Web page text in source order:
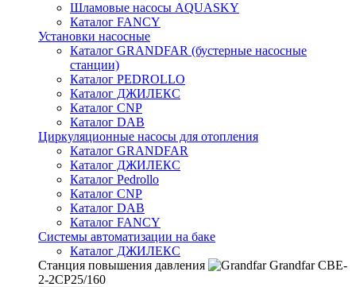
Шламовые насосы AQUASKY
Каталог FANCY
Установки насосные
Каталог GRANDFAR (бустерные насосные
станции)
Каталог PEDROLLO
Каталог ДЖИЛЕКС
Каталог CNP
Каталог DAB
Циркуляционные насосы для отопления
Каталог GRANDFAR
Каталог ДЖИЛЕКС
Каталог Pedrollo
Каталог CNP
Каталог DAB
Каталог FANCY
Системы автоматизации на баке
Каталог ДЖИЛЕКС
Станция повышения давления
Grandfar CBE-
2-2CP25/160